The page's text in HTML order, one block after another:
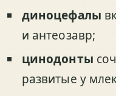
диноцефалы
и антеозавр;
цинодонты
развитые у